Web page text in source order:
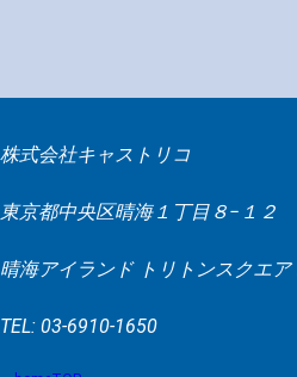
株式会社キャストリコ
東京都中央区晴海１丁目８−１２
晴海アイランド トリトンスクエ
TEL: 03-6910-1650